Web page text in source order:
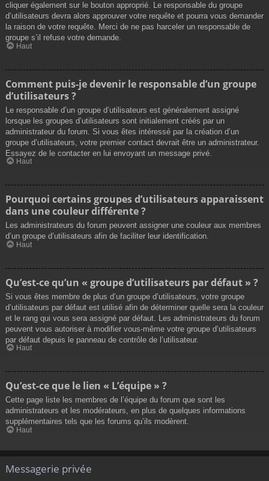
cliquer également sur le bouton approprié. Le responsable du groupe
d’utilisateurs devra alors approuver votre requête et pourra vous demander
la raison de votre requête. Merci de ne pas harceler un responsable de
groupe s’il refuse votre demande.
Haut
Comment puis-je devenir le responsable d’un groupe
d’utilisateurs ?
Le responsable d’un groupe d’utilisateurs est généralement assigné
lorsque les groupes d’utilisateurs sont initialement créés par un
administrateur du forum. Si vous êtes intéressé par la création d’un
groupe d’utilisateurs, votre premier contact devrait être un administrateur.
Essayez de le contacter en lui envoyant un message privé.
Haut
Pourquoi certains groupes d’utilisateurs apparaissent
dans une couleur différente ?
Les administrateurs du forum peuvent assigner une couleur aux membres
d’un groupe d’utilisateurs afin de faciliter leur identification.
Haut
Qu’est-ce qu’un « groupe d’utilisateurs par défaut » ?
Si vous êtes membre de plus d’un groupe d’utilisateurs, votre groupe
d’utilisateurs par défaut est utilisé afin de déterminer quelle sera la couleur
et le rang qui vous sera assigné par défaut. Les administrateurs du forum
peuvent vous autoriser à modifier vous-même votre groupe d’utilisateurs
par défaut depuis le panneau de contrôle de l’utilisateur.
Haut
Qu’est-ce que le lien « L’équipe » ?
Cette page liste les membres de l’équipe du forum que sont les
administrateurs et les modérateurs, en plus de quelques informations
supplémentaires tels que les forums qu’ils modèrent.
Haut
Messagerie privée